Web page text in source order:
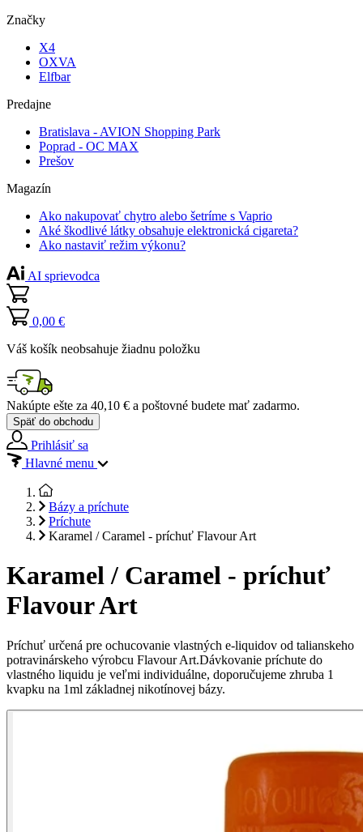
Značky
X4
OXVA
Elfbar
Predajne
Bratislava - AVION Shopping Park
Poprad - OC MAX
Prešov
Magazín
Ako nakupovať chytro alebo šetríme s Vaprio
Aké škodlivé látky obsahuje elektronická cigareta?
Ako nastaviť režim výkonu?
AI sprievodca
0,00 €
Váš košík neobsahuje žiadnu položku
Nakúpte ešte za 40,10 € a poštovné budete mať zadarmo.
Späť do obchodu
Prihlásiť sa
Hlavné menu
Bázy a príchute
Príchute
Karamel / Caramel - príchuť Flavour Art
Karamel / Caramel - príchuť
Flavour Art
Príchuť určená pre ochucovanie vlastných e-liquidov od talianskeho
potravinárskeho výrobcu Flavour Art.Dávkovanie príchute do
vlastného liquidu je veľmi individuálne, doporučujeme zhruba 1
kvapku na 1ml základnej nikotínovej bázy.